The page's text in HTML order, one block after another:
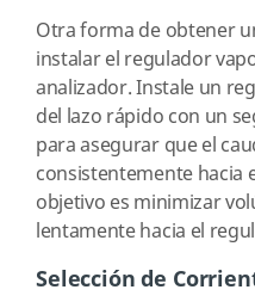
Otra forma de obtener
instalar el regulador
analizador. Instale un
del lazo rápido con un
para asegurar que el
consistentemente hacia
objetivo es minimizar
lentamente hacia el
Selección de